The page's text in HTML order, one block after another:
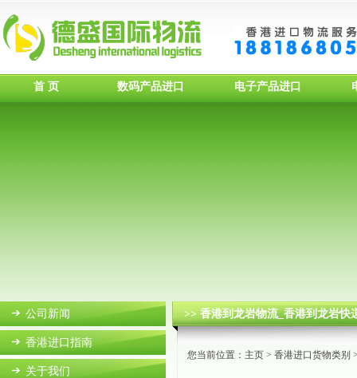
首 页 数码产品进口 电子产品进口
公司新闻
香港进口指南
关于我们
>> 香港到龙岩物流_香港到龙岩快
您当前位置： 主页 > 香港进口货物类别